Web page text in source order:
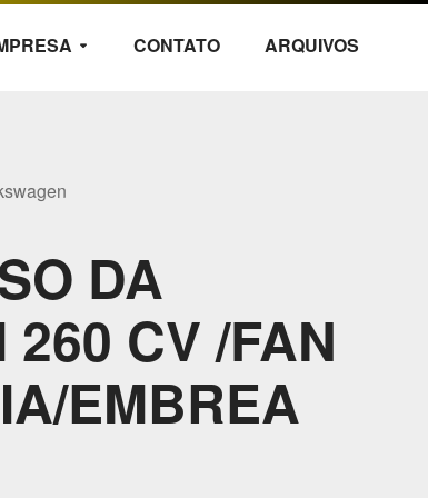
arrow_drop_down CONTATO ARQUIVOS
DA
CV /FAN
EMBREA